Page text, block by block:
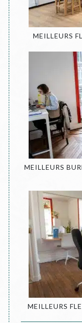
MEILLEURS
MEILLEURS
MEILLEURS